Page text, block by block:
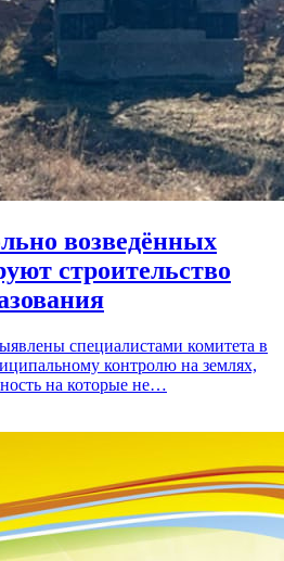
возведённых
строительство
специалистами комитета в
контролю на землях,
на которые не…